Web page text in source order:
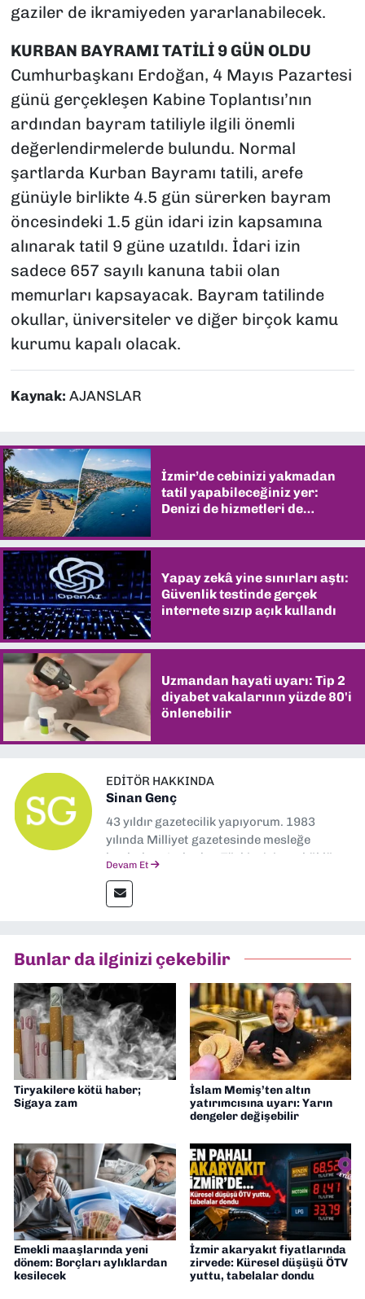
gaziler de ikramiyeden yararlanabilecek.
KURBAN BAYRAMI TATİLİ 9 GÜN OLDU
Cumhurbaşkanı Erdoğan, 4 Mayıs Pazartesi
günü gerçekleşen Kabine Toplantısı’nın
ardından bayram tatiliyle ilgili önemli
değerlendirmelerde bulundu. Normal
şartlarda Kurban Bayramı tatili, arefe
günüyle birlikte 4.5 gün sürerken bayram
öncesindeki 1.5 gün idari izin kapsamına
alınarak tatil 9 güne uzatıldı. İdari izin
sadece 657 sayılı kanuna tabii olan
memurları kapsayacak. Bayram tatilinde
okullar, üniversiteler ve diğer birçok kamu
kurumu kapalı olacak.
Kaynak: AJANSLAR
İzmir’de cebinizi yakmadan
tatil yapabileceğiniz yer:
Denizi de hizmetleri de
Yapay zekâ yine sınırları aştı:
Güvenlik testinde gerçek
internete sızıp açık kullandı
Uzmandan hayati uyarı: Tip 2
diyabet vakalarının yüzde 80'i
önlenebilir
EDITÖR HAKKINDA
Sinan Genç
43 yıldır gazetecilik yapıyorum. 1983
yılında Milliyet gazetesinde mesleğe
başladım. Ardından Türkiye’nin en köklü
muhabir, editör, müdür yardımcısı ve spor
müdürü olarak görev yaptım. Ayrıca Yeni
Gazetesi'nde editörlük yapıyorum
Devam Et
Bunlar da ilginizi çekebilir
Tiryakilere kötü haber;
Sigaya zam
İslam Memiş’ten altın
yatırımcısına uyarı: Yarın
dengeler değişebilir
Emekli maaşlarında yeni
dönem: Borçları aylıklardan
kesilecek
İzmir akaryakıt fiyatlarında
zirvede: Küresel düşüşü ÖTV
yuttu, tabelalar dondu